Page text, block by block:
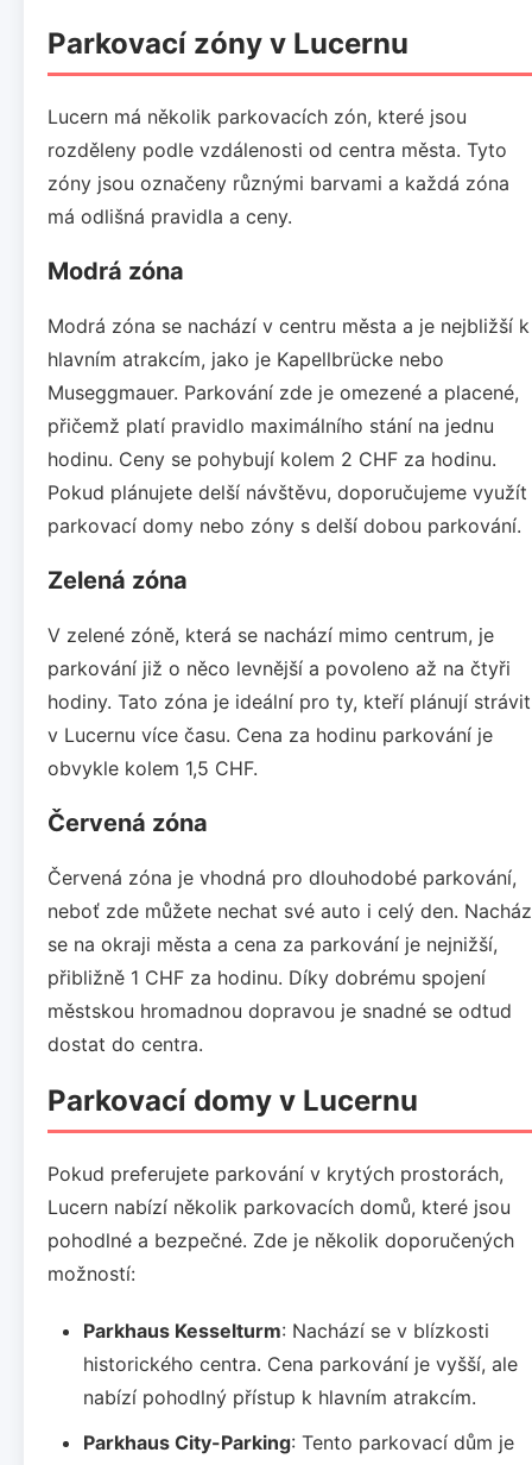
Parkovací zóny v Lucernu
Lucern má několik parkovacích zón, které jsou
rozděleny podle vzdálenosti od centra města. Tyto
zóny jsou označeny různými barvami a každá zóna
má odlišná pravidla a ceny.
Modrá zóna
Modrá zóna se nachází v centru města a je nejbližší k
hlavním atrakcím, jako je Kapellbrücke nebo
Museggmauer. Parkování zde je omezené a placené,
přičemž platí pravidlo maximálního stání na jednu
hodinu. Ceny se pohybují kolem 2 CHF za hodinu.
Pokud plánujete delší návštěvu, doporučujeme využít
parkovací domy nebo zóny s delší dobou parkování.
Zelená zóna
V zelené zóně, která se nachází mimo centrum, je
parkování již o něco levnější a povoleno až na čtyři
hodiny. Tato zóna je ideální pro ty, kteří plánují strávit
v Lucernu více času. Cena za hodinu parkování je
obvykle kolem 1,5 CHF.
Červená zóna
Červená zóna je vhodná pro dlouhodobé parkování,
neboť zde můžete nechat své auto i celý den.
se na okraji města a cena za parkování je nejnižší,
přibližně 1 CHF za hodinu. Díky dobrému spojení
městskou hromadnou dopravou je snadné se odtud
dostat do centra.
Parkovací domy v Lucernu
Pokud preferujete parkování v krytých prostorách,
Lucern nabízí několik parkovacích domů, které jsou
pohodlné a bezpečné. Zde je několik doporučených
možností:
Parkhaus Kesselturm: Nachází se v blízkosti
historického centra. Cena parkování je vyšší, ale
nabízí pohodlný přístup k hlavním atrakcím.
Parkhaus City-Parking: Tento parkovací dům je